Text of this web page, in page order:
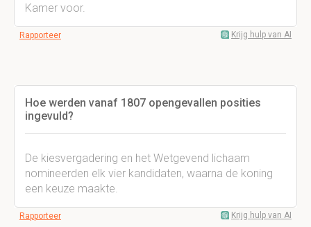
Kamer voor.
Rapporteer Krijg hulp van AI
Hoe werden vanaf 1807 opengevallen posities
ingevuld?
De kiesvergadering en het Wetgevend lichaam
nomineerden elk vier kandidaten, waarna de koning
een keuze maakte.
Rapporteer Krijg hulp van AI